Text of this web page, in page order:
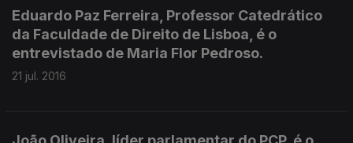
Eduardo Paz Ferreira, Professor Catedrático
da Faculdade de Direito de Lisboa, é o
entrevistado de Maria Flor Pedroso.
21 jul. 2016